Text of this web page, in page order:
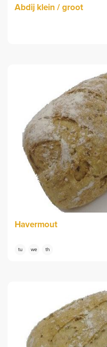
Abdij klein / groot
Havermout
tu we th